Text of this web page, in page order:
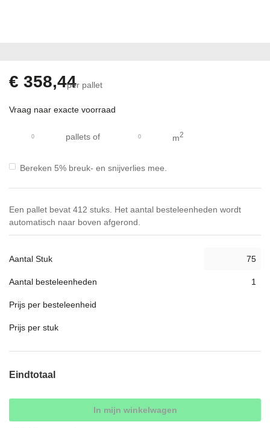
begin
van
afbeeldingen-
€ 358,44per pallet
Vraag naar exacte voorraad
pallets of m2
Bereken 5% breuk- en snijverlies mee.
Een pallet bevat 412 stuks. Het aantal besteleenheden wordt
automatisch naar boven afgerond.
Aantal Stuk
Aantal besteleenheden
Prijs per besteleenheid
Prijs per stuk
Eindtotaal
In mijn winkelwagen